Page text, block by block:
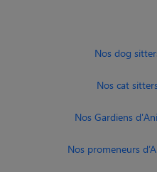
Nos dog
Nos cat
Nos Gardiens
Nos promeneurs